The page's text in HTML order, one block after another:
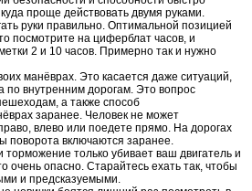
проще действовать двумя руками.
руки правильно. Оптимальной позицией
посмотрите на циферблат часов, и
2 и 10 часов. Примерно так и нужно
манёврах. Это касается даже ситуаций,
по внутренним дорогам. Это вопрос
а также способ
заранее. Человек не может
влево или поедете прямо. На дорогах
поворота включаются заранее.
торможение только убивает ваш двигатель и
очень опасно. Старайтесь ехать так, чтобы
и предсказуемыми.